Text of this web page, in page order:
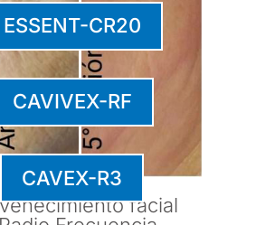
facial
ESSENT-CR20
CAVIVEX-RF
CAVEX-R3